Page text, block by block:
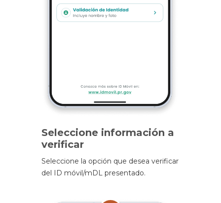
Seleccione información a
verificar
Seleccione la opción que desea verificar
del ID móvil/mDL presentado.